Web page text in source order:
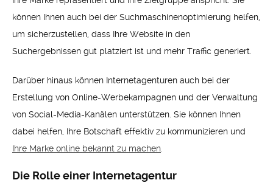
können Ihnen auch bei der Suchmaschinenoptimierung helfen,
um sicherzustellen, dass Ihre Website in den
Suchergebnissen gut platziert ist und mehr Traffic generiert.
Darüber hinaus können Internetagenturen auch bei der
Erstellung von Online-Werbekampagnen und der Verwaltung
von Social-Media-Kanälen unterstützen. Sie können Ihnen
dabei helfen, Ihre Botschaft effektiv zu kommunizieren und
Ihre Marke online bekannt zu machen
Die Rolle einer Internetagentur